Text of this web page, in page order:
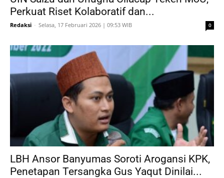
Perkuat Riset Kolaboratif dan...
Redaksi - Selasa, 17 Februari 2026 | 09:53 WIB 0
LBH Ansor Banyumas Soroti Arogansi KPK,
Penetapan Tersangka Gus Yaqut Dinilai...